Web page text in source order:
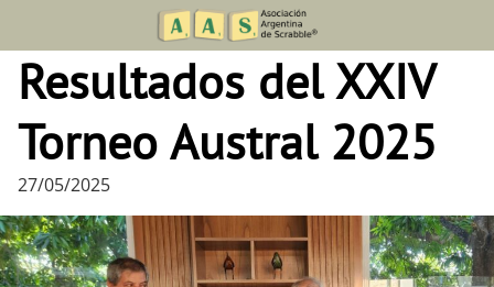
content
Resultados del XXIV
Torneo Austral 2025
27/05/2025